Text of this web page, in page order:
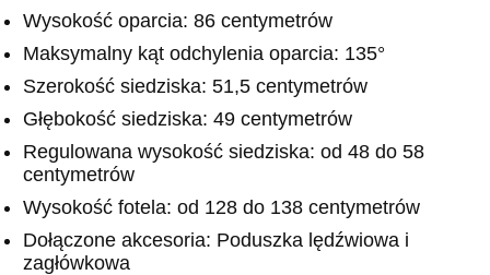
Wysokość oparcia: 86 centymetrów
Maksymalny kąt odchylenia oparcia: 135°
Szerokość siedziska: 51,5 centymetrów
Głębokość siedziska: 49 centymetrów
Regulowana wysokość siedziska: od 48 do 58
centymetrów
Wysokość fotela: od 128 do 138 centymetrów
Dołączone akcesoria: Poduszka lędźwiowa i
zagłówkowa